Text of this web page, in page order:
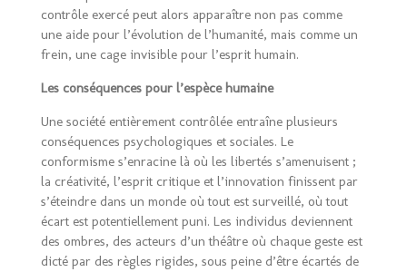
contrôle exercé peut alors apparaître non pas comme
une aide pour l’évolution de l’humanité, mais comme un
frein, une cage invisible pour l’esprit humain.
Les conséquences pour l’espèce humaine
Une société entièrement contrôlée entraîne plusieurs
conséquences psychologiques et sociales. Le
conformisme s’enracine là où les libertés s’amenuisent ;
la créativité, l’esprit critique et l’innovation finissent par
s’éteindre dans un monde où tout est surveillé, où tout
écart est potentiellement puni. Les individus deviennent
des ombres, des acteurs d’un théâtre où chaque geste est
dicté par des règles rigides, sous peine d’être écartés de